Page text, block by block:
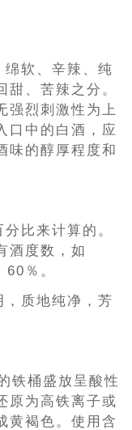
软、辛辣、纯
、苦辣之分。
强烈刺激性为上
口中的白酒，应
味的醇厚程度和
比来计算的。
酒度数，如
％。
质地纯净，芳
铁桶盛放呈酸性
原为高铁离子或
黄褐色。使用含